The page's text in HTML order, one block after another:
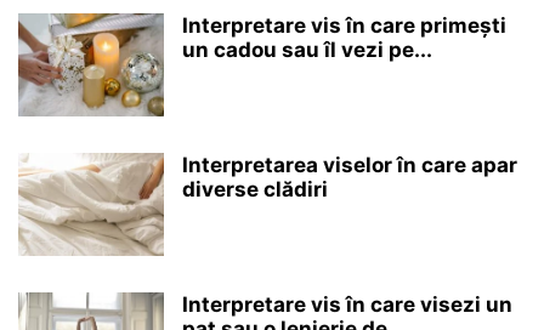
Interpretare vis în care primești
un cadou sau îl vezi pe...
Interpretarea viselor în care apar
diverse clădiri
Interpretare vis în care visezi un